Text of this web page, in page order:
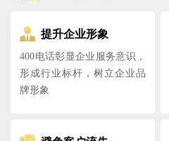
提升企业形象
400电话彰显企业服务意识，
形成行业标杆，树立企业品
牌形象